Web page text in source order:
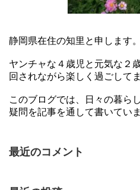
静岡県在住の知里と申します。
ヤンチャな４歳児と元気な２
回されながら楽しく過ごして
このブログでは、日々の暮ら
疑問を記事を通して書いてい
最近のコメント